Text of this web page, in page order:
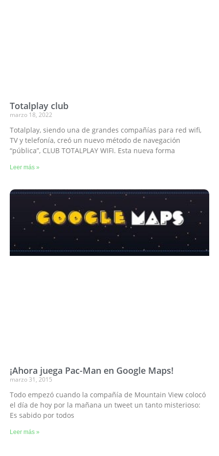
Totalplay club
marzo 18, 2022
Totalplay, siendo una de grandes compañías para red wifi,
TV y telefonía, creó un nuevo método de navegación
“pública”, CLUB TOTALPLAY WIFI. Esta nueva forma
Leer más »
¡Ahora juega Pac-Man en Google Maps!
marzo 31, 2015
Todo empezó cuando la compañía de Mountain View colocó
el día de hoy por la mañana un tweet un tanto misterioso:
Es sabido por todos
Leer más »